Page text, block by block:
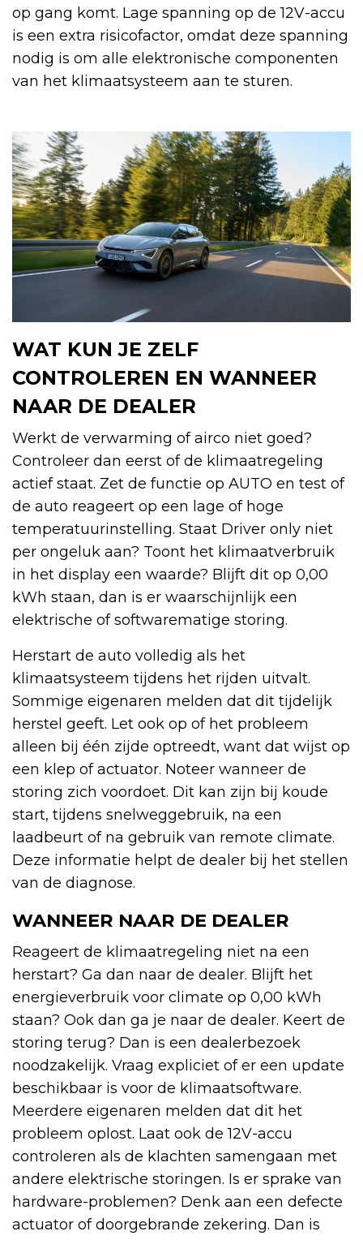
op gang komt. Lage spanning op de 12V-accu
is een extra risicofactor, omdat deze spanning
nodig is om alle elektronische componenten
van het klimaatsysteem aan te sturen.
WAT KUN JE ZELF
CONTROLEREN EN WANNEER
NAAR DE DEALER
Werkt de verwarming of airco niet goed?
Controleer dan eerst of de klimaatregeling
actief staat. Zet de functie op AUTO en test of
de auto reageert op een lage of hoge
temperatuurinstelling. Staat Driver only niet
per ongeluk aan? Toont het klimaatverbruik
in het display een waarde? Blijft dit op 0,00
kWh staan, dan is er waarschijnlijk een
elektrische of softwarematige storing.
Herstart de auto volledig als het
klimaatsysteem tijdens het rijden uitvalt.
Sommige eigenaren melden dat dit tijdelijk
herstel geeft. Let ook op of het probleem
alleen bij één zijde optreedt, want dat wijst op
een klep of actuator. Noteer wanneer de
storing zich voordoet. Dit kan zijn bij koude
start, tijdens snelweggebruik, na een
laadbeurt of na gebruik van remote climate.
Deze informatie helpt de dealer bij het stellen
van de diagnose.
WANNEER NAAR DE DEALER
Reageert de klimaatregeling niet na een
herstart? Ga dan naar de dealer. Blijft het
energieverbruik voor climate op 0,00 kWh
staan? Ook dan ga je naar de dealer. Keert de
storing terug? Dan is een dealerbezoek
noodzakelijk. Vraag expliciet of er een update
beschikbaar is voor de klimaatsoftware.
Meerdere eigenaren melden dat dit het
probleem oplost. Laat ook de 12V-accu
controleren als de klachten samengaan met
andere elektrische storingen. Is er sprake van
hardware-problemen? Denk aan een defecte
actuator of doorgebrande zekering. Dan is